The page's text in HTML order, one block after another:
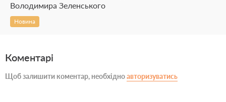
Володимира Зеленського
Новина
Коментарі
Щоб залишити коментар, необхідноавторизуватись